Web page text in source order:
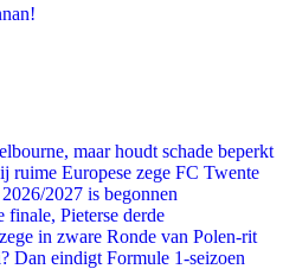
maar houdt schade beperkt
ruime Europese zege FC Twente
2027 is begonnen
Pieterse derde
in zware Ronde van Polen-rit
Dan eindigt Formule 1-seizoen